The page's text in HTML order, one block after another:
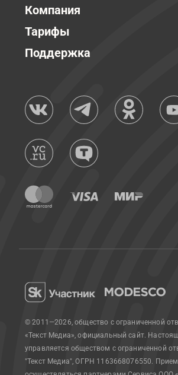
Компания
Тарифы
Поддержка
© 2011—2026, общество с ограниченной
«Текст Медиа», официальный сайт.
управляется обществом с ограниченной
"Текст Медиа", ОГРН 1163668076550.